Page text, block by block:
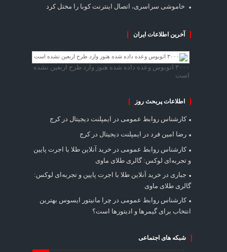
خاموشی سراسری، اتصال اینترنت کوبا را مختل کرد
آخرین اطلاعات ایران
۳۰۰۰ اتوبوس وعده داده شده هنوز وارد طرح اربعین نشده
است
اطلاعات پربحث روز
کارشناس روابط عمومی در
ایمپلنت دیجیتال در کرج
رضا امین فرد در
ایمپلنت دیجیتال در کرج
کارشناس روابط عمومی در خرید آنلاین طلا با اجرت پایین
و تجربه‌ای لوکس: گالری طلای ماوی
جباری در خرید آنلاین طلا با اجرت پایین و تجربه‌ای لوکس:
گالری طلای ماوی
کارشناس روابط عمومی در چرا مانیتور ایسوس بهترین
انتخاب برای گیمرها و ادیتورها است؟
شبکه های اجتماعی